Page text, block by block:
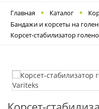
Главная Каталог
Бандажи и корсеты на
Корсет-cтабилизатор